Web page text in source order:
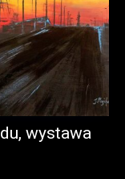
wystawa